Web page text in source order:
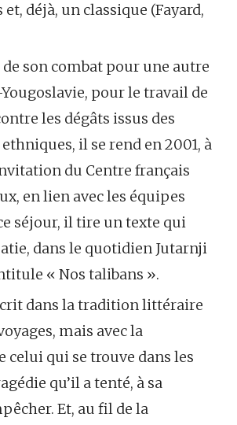
déjà, un classique (Fayard,
de son combat pour une autre
Yougoslavie, pour le travail de
les dégâts issus des
il se rend en 2001, à
du Centre français
en lien avec les équipes
séjour, il tire un texte qui
dans le quotidien Jutarnji
« Nos talibans ».
dans la tradition littéraire
mais avec la
celui qui se trouve dans les
qu’il a tenté, à sa
Et, au fil de la